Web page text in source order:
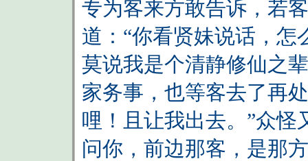
专为客来方敢告诉，若
道：“你看贤妹说话，
莫说我是个清静修仙之
家务事，也等客去了再
哩！且让我出去。”众怪
问你，前边那客，是那